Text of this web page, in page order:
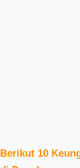
Berikut 10